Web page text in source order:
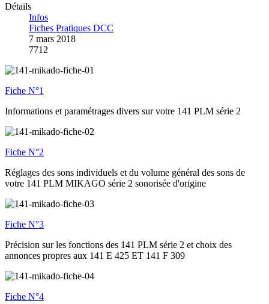
Détails
Infos
Fiches Pratiques DCC
7 mars 2018
7712
Fiche N°1
Informations et paramétrages divers sur votre 141 PLM série 2
Fiche N°2
Réglages des sons individuels et du volume général des sons de
votre 141 PLM MIKAGO série 2 sonorisée d'origine
Fiche N°3
Précision sur les fonctions des 141 PLM série 2 et choix des
annonces propres aux 141 E 425 ET 141 F 309
Fiche N°4